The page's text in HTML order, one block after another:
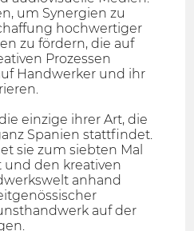
um Synergien zu
hochwertiger
zu fördern, die auf
Prozessen
Handwerker und ihr
einzige ihrer Art, die
Spanien stattfindet.
sie zum siebten Mal
und den kreativen
anhand
auf der